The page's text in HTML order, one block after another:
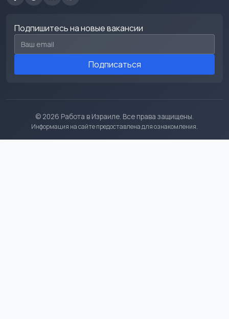
Подпишитесь на новые вакансии
Email для подписки
Подписаться
© 2026 Работа в Израиле. Все права защищены.
Информация на сайте предоставлена для ознакомления.